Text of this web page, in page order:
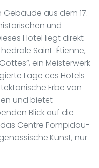
aus dem 17.
und
Hotel liegt direkt
Saint-Étienne,
ein Meisterwerk
Lage des Hotels
Erbe von
und bietet
Blick auf die
Centre Pompidou-
Kunst, nur